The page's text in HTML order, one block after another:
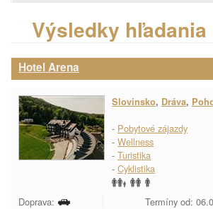
Výsledky hľadania
Hotel Arena
Slovinsko, Dráva,
- Pobytové zájazdy
- Wellness
- Turistika
- Cyklistika
Doprava: Termíny od: